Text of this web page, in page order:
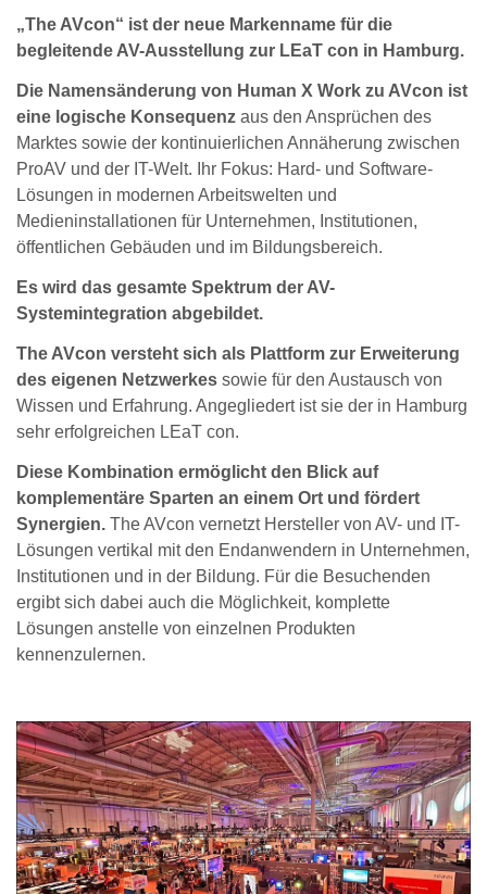
„The AVcon“ ist der neue Markenname für die
begleitende AV-Ausstellung zur LEaT con in Hamburg.
Die Namensänderung von Human X Work zu AVcon ist
eine logische Konsequenz aus den Ansprüchen des
Marktes sowie der kontinuierlichen Annäherung zwischen
ProAV und der IT-Welt. Ihr Fokus: Hard- und Software-
Lösungen in modernen Arbeitswelten und
Medieninstallationen für Unternehmen, Institutionen,
öffentlichen Gebäuden und im Bildungsbereich.
Es wird das gesamte Spektrum der AV-
Systemintegration abgebildet.
The AVcon versteht sich als Plattform zur Erweiterung
des eigenen Netzwerkes sowie für den Austausch von
Wissen und Erfahrung. Angegliedert ist sie der in Hamburg
sehr erfolgreichen LEaT con.
Diese Kombination ermöglicht den Blick auf
komplementäre Sparten an einem Ort und fördert
Synergien. The AVcon vernetzt Hersteller von AV- und IT-
Lösungen vertikal mit den Endanwendern in Unternehmen,
Institutionen und in der Bildung. Für die Besuchenden
ergibt sich dabei auch die Möglichkeit, komplette
Lösungen anstelle von einzelnen Produkten
kennenzulernen.